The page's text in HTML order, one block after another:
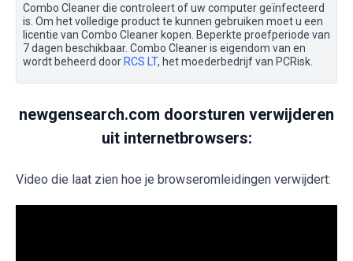
Combo Cleaner die controleert of uw computer geïnfecteerd
is. Om het volledige product te kunnen gebruiken moet u een
licentie van Combo Cleaner kopen. Beperkte proefperiode van
7 dagen beschikbaar. Combo Cleaner is eigendom van en
wordt beheerd door RCS LT, het moederbedrijf van PCRisk.
newgensearch.com doorsturen verwijderen
uit internetbrowsers:
Video die laat zien hoe je browseromleidingen verwijdert: